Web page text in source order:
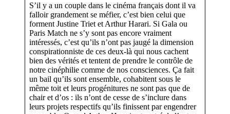
S’il y a un couple dans le cinéma français dont il va
falloir grandement se méfier, c’est bien celui que
forment Justine Triet et Arthur Harari. Si Gala ou
Paris Match ne s’y sont pas encore vraiment
intéressés, c’est qu’ils n’ont pas jaugé la dimension
conspirationniste de ces deux-là qui nous cachent
bien des vérités et tentent de prendre le contrôle de
notre cinéphilie comme de nos consciences. Ça fait
un bail qu’ils sont ensemble, cohabitent sous le
même toit et leurs progénitures ne sont pas que de
chair et d’os : ils n’ont de cesse de s’inclure dans
leurs projets respectifs qu’ils finissent par engendrer